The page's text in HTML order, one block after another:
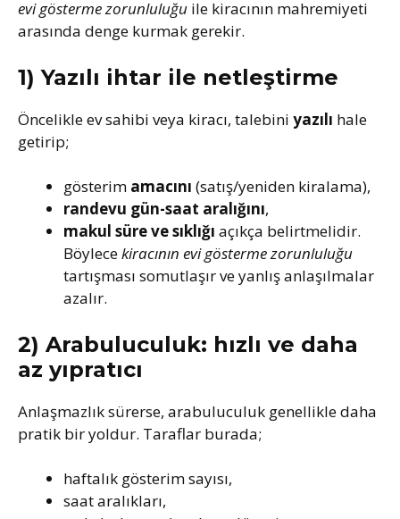
evi gösterme zorunluluğu ile kiracının mahremiyeti
arasında denge kurmak gerekir.
1) Yazılı ihtar ile netleştirme
Öncelikle ev sahibi veya kiracı, talebini yazılı hale
getirip;
gösterim amacını (satış/yeniden kiralama),
randevu gün-saat aralığını,
makul süre ve sıklığı açıkça belirtmelidir.
Böylecekiracının evi gösterme zorunluluğu
tartışması somutlaşır ve yanlış anlaşılmalar
azalır.
2) Arabuluculuk: hızlı ve daha
az yıpratıcı
Anlaşmazlık sürerse, arabuluculuk genellikle daha
pratik bir yoldur. Taraflar burada;
haftalık gösterim sayısı,
saat aralıkları,